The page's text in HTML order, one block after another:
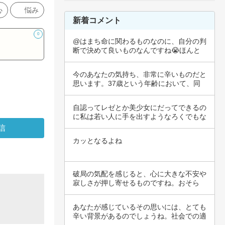
悩み
0
新着コメント
@はまち命に関わるものなのに、自分の判
断で決めて良いものなんですね😭ほんと
今のあなたの気持ち、非常に辛いものだと
思います。37歳という年齢において、同
自認ってレゼとか美少女にだってできるの
に私は若い人に手を出すようなろくでもな
カッとなるよね
破局の気配を感じると、心に大きな不安や
寂しさが押し寄せるものですね。おそら
あなたが感じているその思いには、とても
辛い背景があるのでしょうね。社会での適